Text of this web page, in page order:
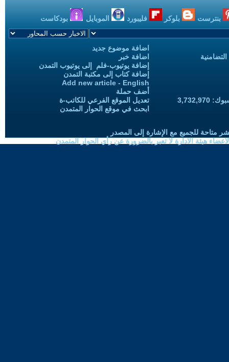
بنترست بلوكر فليبورد الموبايل بودكاست
اضافة موضوع جديد
اضافة خبر
إضافة يوتيوب-فلم إلى يوتيوب التمدن
إضافة كتاب إلى مكتبة التمدن
Add new article - English
أضف حملة
تعديل الموقع الفرعي للكاتب-ة
ابحث في موقع الحوار المتمدن
متاحة للجميع مع الإشارة إلى المصدر
هيئة الادارة لا تعبر بالضرورة عن رأي الحوار المتمدن